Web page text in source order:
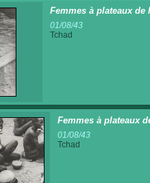
Femmes à plateaux de
01/08/43
Tchad
Femmes à plateaux
01/08/43
Tchad